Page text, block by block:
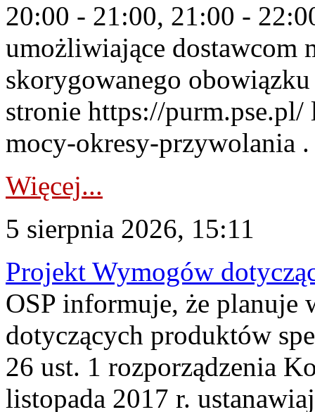
20:00 - 21:00, 21:00 -
umożliwiające dostawcom
skorygowanego
stronie https://
mocy-okresy-przywolania
Więcej...
5 sierpnia 2026, 15:11
Projekt Wymogów
OSP informuje, że planuje
dotyczących produktów
26 ust. 1 rozporządzenia
listopada 2017 r.